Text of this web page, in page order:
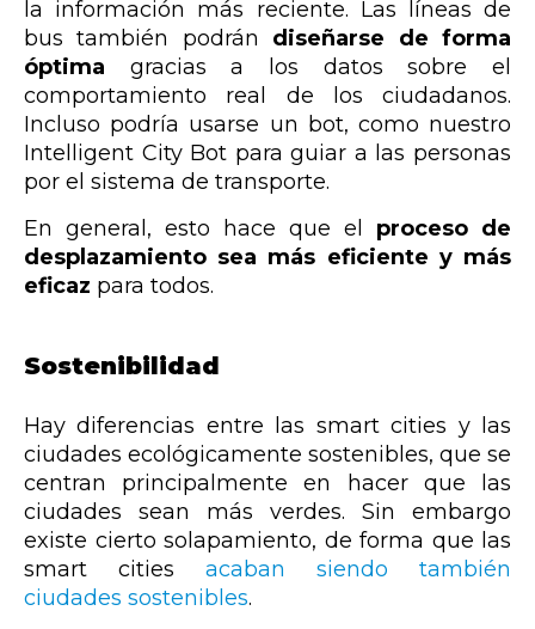
la información más reciente. Las líneas de
bus también podrán diseñarse de forma
óptima gracias a los datos sobre el
comportamiento real de los ciudadanos.
Incluso podría usarse un bot, como nuestro
Intelligent City Bot para guiar a las personas
por el sistema de transporte.
En general, esto hace que el proceso de
desplazamiento sea más eficiente y más
eficaz para todos.
Sostenibilidad
Hay diferencias entre las smart cities y las
ciudades ecológicamente sostenibles, que se
centran principalmente en hacer que las
ciudades sean más verdes. Sin embargo
existe cierto solapamiento, de forma que las
smart cities acaban siendo también
ciudades sostenibles.